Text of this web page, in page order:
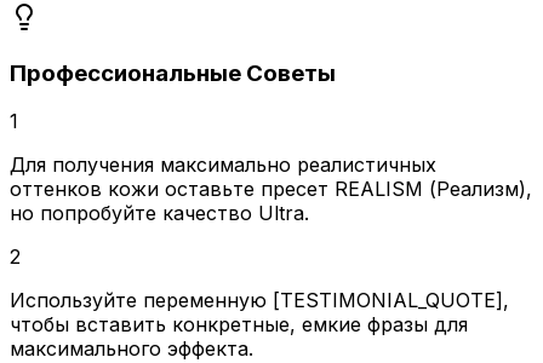
Профессиональные Советы
1
Для получения максимально реалистичных
оттенков кожи оставьте пресет REALISM (Реализм),
но попробуйте качество Ultra.
2
Используйте переменную [TESTIMONIAL_QUOTE],
чтобы вставить конкретные, емкие фразы для
максимального эффекта.